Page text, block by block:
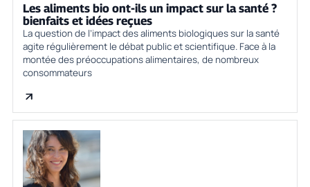
Les aliments bio ont-ils un impact sur la santé ?
bienfaits et idées reçues
La question de l’impact des aliments biologiques sur la santé
agite régulièrement le débat public et scientifique. Face à la
montée des préoccupations alimentaires, de nombreux
consommateurs